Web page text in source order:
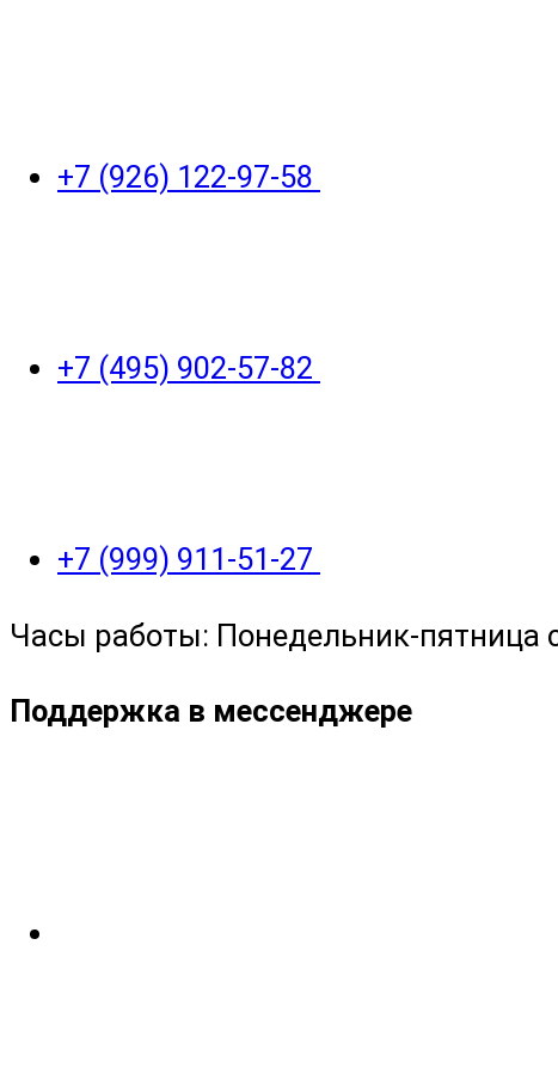
+7 (926) 122-97-58
+7 (495) 902-57-82
+7 (999) 911-51-27
Часы работы: Понедельник-пятница
Поддержка в мессенджере